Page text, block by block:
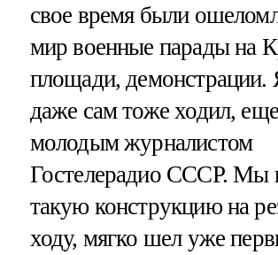
свое время были
мир военные парады на
площади,
даже сам тоже ходил,
молодым журналистом
Гостелерадио СССР. Мы
такую конструкцию на
ходу, мягко шел уже